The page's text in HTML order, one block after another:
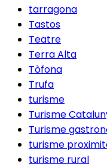
tarragona
Tastos
Teatre
Terra Alta
Tòfona
Trufa
turisme
Turisme
Turisme
turisme
turisme rural